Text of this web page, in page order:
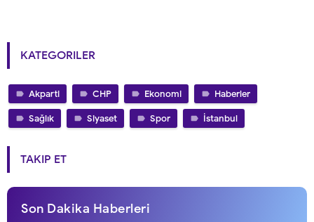
KATEGORILER
Akparti CHP Ekonomi Haberler
Sağlık Siyaset Spor İstanbul
TAKIP ET
Son Dakika Haberleri